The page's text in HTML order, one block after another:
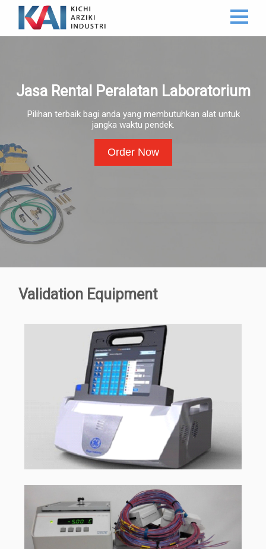
Jasa Rental Peralatan Laboratorium
Pilihan terbaik bagi anda yang membutuhkan alat untuk
jangka waktu pendek.
Order Now
Validation Equipment